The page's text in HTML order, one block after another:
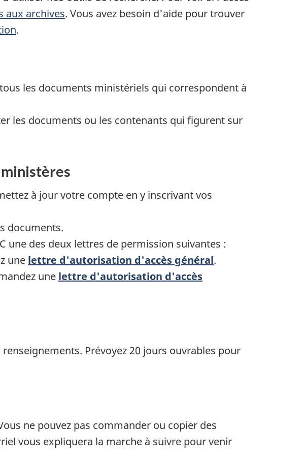
aux archives. Vous avez besoin d'aide pour trouver
.
les documents ministériels qui correspondent à
les documents ou les contenants qui figurent sur
à jour votre compte en y inscrivant vos
documents.
une des deux lettres de permission suivantes :
une lettre d'autorisation d'accès général.
une lettre d'autorisation d'accès
Prévoyez 20 jours ouvrables pour
ne pouvez pas commander ou copier des
vous expliquera la marche à suivre pour venir